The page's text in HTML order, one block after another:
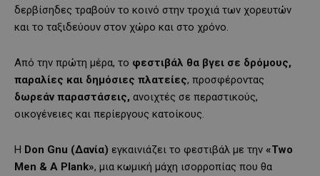
δερβίσηδες τραβούν το κοινό στην τροχιά των χορευτών
και το ταξιδεύουν στον χώρο και στο χρόνο.
Από την πρώτη μέρα, το φεστιβάλ θα βγει σε δρόμους,
παραλίες και δημόσιες πλατείες, προσφέροντας
δωρεάν παραστάσεις, ανοιχτές σε περαστικούς,
οικογένειες και περίεργους κατοίκους.
Η Don Gnu (Δανία) εγκαινιάζει το φεστιβάλ με την «Two
Men & A Plank», μια κωμική μάχη ισορροπίας που θα